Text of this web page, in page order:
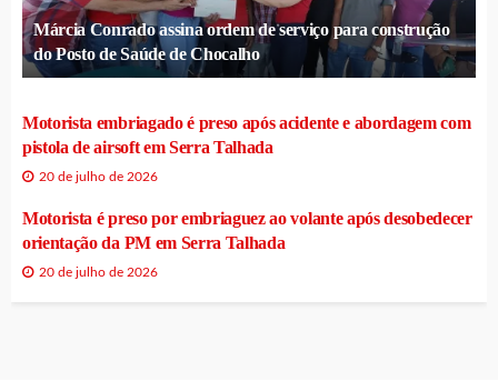
Márcia Conrado assina ordem de serviço para construção
do Posto de Saúde de Chocalho
Motorista embriagado é preso após acidente e abordagem com
pistola de airsoft em Serra Talhada
20 de julho de 2026
Motorista é preso por embriaguez ao volante após desobedecer
orientação da PM em Serra Talhada
20 de julho de 2026